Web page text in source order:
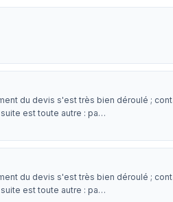
du devis s'est très bien déroulé ;
est toute autre : pa…
du devis s'est très bien déroulé ;
est toute autre : pa…